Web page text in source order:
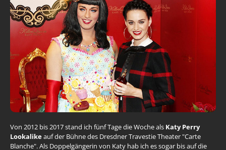
Von 2012 bis 2017 stand ich fünf Tage die Woche als Katy Perry
Lookalikeauf der Bühne des Dresdner Travestie Theater "Carte
Blanche". Als Doppelgängerin von Katy hab ich es sogar bis auf die